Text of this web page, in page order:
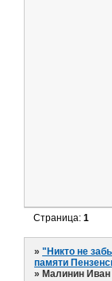
Страница:1
»"Никто не
памяти
» Малинин